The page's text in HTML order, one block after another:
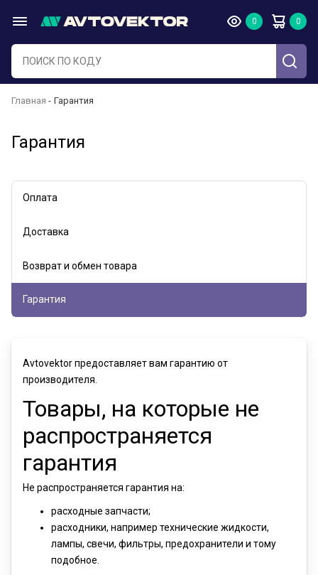
Главная Гарантия
Гарантия
Оплата
Доставка
Возврат и обмен товара
Гарантия
Avtovektor предоставляет вам гарантию от
производителя.
Товары, на которые не
распространяется
гарантия
Не распространяется гарантия на:
расходные запчасти;
расходники, например технические жидкости,
лампы, свечи, фильтры, предохранители и тому
подобное.